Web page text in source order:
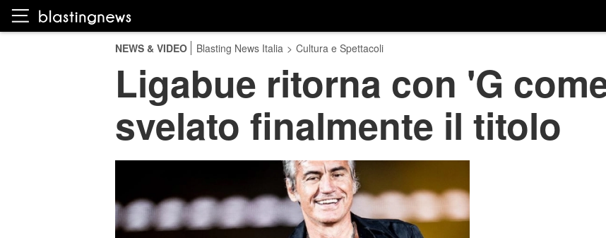
NEWS & VIDEO Blasting News Italia > Cultura e Spettacoli
Ligabue ritorna con 'G
svelato finalmente il titolo